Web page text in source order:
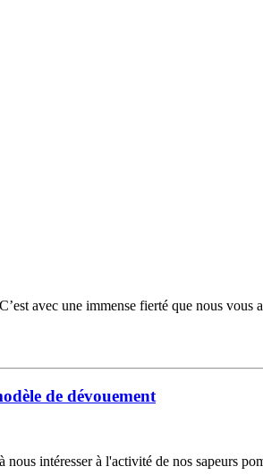
avec une immense fierté que nous
de dévouement
intéresser à l'activité de nos sapeurs